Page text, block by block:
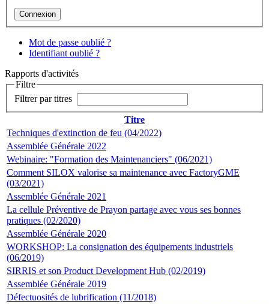
Mot de passe oublié ?
Identifiant oublié ?
Rapports d'activités
Filtre
Filtrer par titres
Titre
Techniques d'extinction de feu (04/2022)
Assemblée Générale 2022
Webinaire: "Formation des Maintenanciers" (06/2021)
Comment SILOX valorise sa maintenance avec FactoryGME
(03/2021)
Assemblée Générale 2021
La cellule Préventive de Prayon partage avec vous ses bonnes
pratiques (02/2020)
Assemblée Générale 2020
WORKSHOP: La consignation des équipements industriels
(06/2019)
SIRRIS et son Product Development Hub (02/2019)
Assemblée Générale 2019
Défectuosités de lubrification (11/2018)